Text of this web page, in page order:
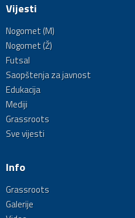
Vijesti
Nogomet (M)
Nogomet (Ž)
Futsal
Saopštenja za javnost
Edukacija
Mediji
Grassroots
Sve vijesti
Info
Grassroots
Galerije